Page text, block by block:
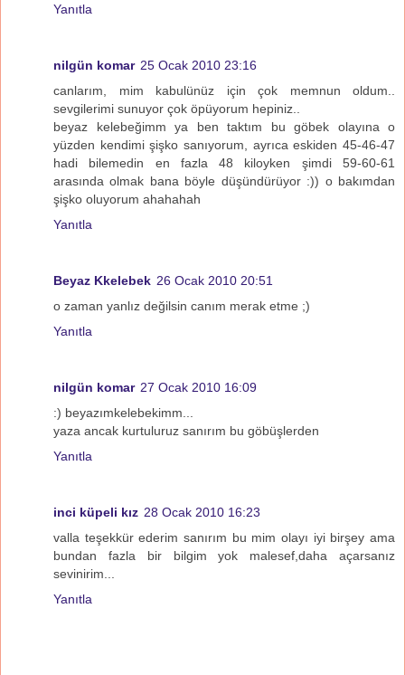
Yanıtla
nilgün komar 25 Ocak 2010 23:16
canlarım, mim kabulünüz için çok memnun oldum..
sevgilerimi sunuyor çok öpüyorum hepiniz..
beyaz kelebeğimm ya ben taktım bu göbek olayına o
yüzden kendimi şişko sanıyorum, ayrıca eskiden 45-46-47
hadi bilemedin en fazla 48 kiloyken şimdi 59-60-61
arasında olmak bana böyle düşündürüyor :)) o bakımdan
şişko oluyorum ahahahah
Yanıtla
Beyaz Kkelebek 26 Ocak 2010 20:51
o zaman yanlız değilsin canım merak etme ;)
Yanıtla
nilgün komar 27 Ocak 2010 16:09
:) beyazımkelebekimm...
yaza ancak kurtuluruz sanırım bu göbüşlerden
Yanıtla
inci küpeli kız 28 Ocak 2010 16:23
valla teşekkür ederim sanırım bu mim olayı iyi birşey ama
bundan fazla bir bilgim yok malesef,daha açarsanız
sevinirim...
Yanıtla